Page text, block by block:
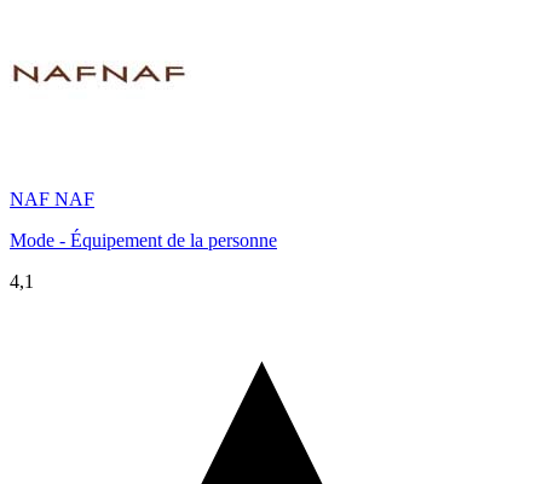
NAF NAF
Mode - Équipement de la personne
4,1